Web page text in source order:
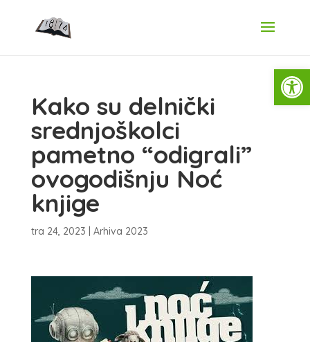
Kako su delnički
srednjoškolci
pametno “odigrali”
ovogodišnju Noć
knjige
tra 24, 2023 Arhiva 2023